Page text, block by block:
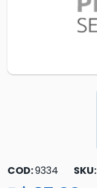
COD:9334 SKU: